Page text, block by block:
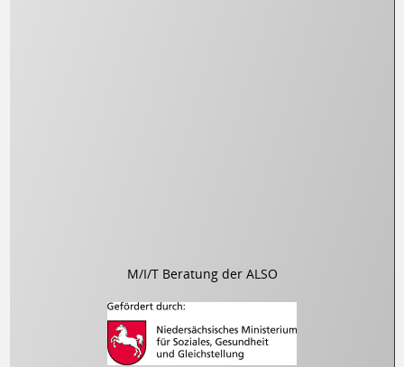
M/I/T Beratung der ALSO